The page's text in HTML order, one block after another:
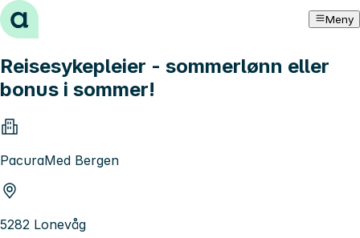
Hopp til innhold Meny
Reisesykepleier - sommerlønn eller
bonus i sommer!
PacuraMed Bergen
5282 Lonevåg